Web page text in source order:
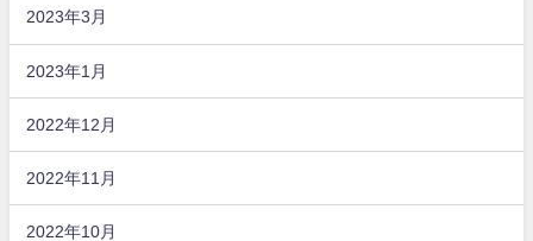
2023年3月
2023年1月
2022年12月
2022年11月
2022年10月